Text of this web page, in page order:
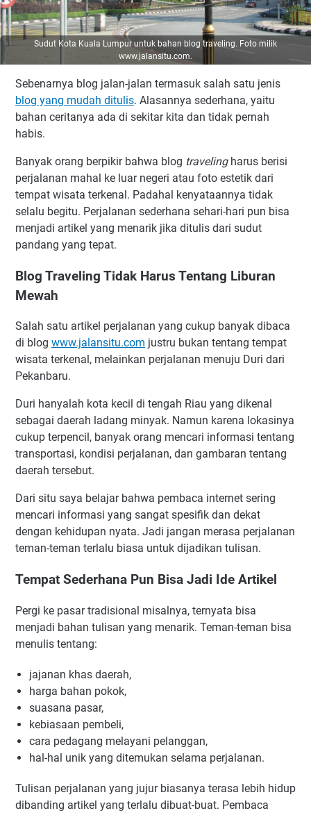
Sudut Kota Kuala Lumpur untuk bahan blog traveling. Foto milik
www.jalansitu.com.
Sebenarnya blog jalan-jalan termasuk salah satu jenis
blog yang mudah ditulis. Alasannya sederhana, yaitu
bahan ceritanya ada di sekitar kita dan tidak pernah
habis.
Banyak orang berpikir bahwa blog travelingharus berisi
perjalanan mahal ke luar negeri atau foto estetik dari
tempat wisata terkenal. Padahal kenyataannya tidak
selalu begitu. Perjalanan sederhana sehari-hari pun bisa
menjadi artikel yang menarik jika ditulis dari sudut
pandang yang tepat.
Blog Traveling Tidak Harus Tentang Liburan
Mewah
Salah satu artikel perjalanan yang cukup banyak dibaca
di blog www.jalansitu.com justru bukan tentang tempat
wisata terkenal, melainkan perjalanan menuju Duri dari
Pekanbaru.
Duri hanyalah kota kecil di tengah Riau yang dikenal
sebagai daerah ladang minyak. Namun karena lokasinya
cukup terpencil, banyak orang mencari informasi tentang
transportasi, kondisi perjalanan, dan gambaran tentang
daerah tersebut.
Dari situ saya belajar bahwa pembaca internet sering
mencari informasi yang sangat spesifik dan dekat
dengan kehidupan nyata. Jadi jangan merasa perjalanan
teman-teman terlalu biasa untuk dijadikan tulisan.
Tempat Sederhana Pun Bisa Jadi Ide Artikel
Pergi ke pasar tradisional misalnya, ternyata bisa
menjadi bahan tulisan yang menarik. Teman-teman bisa
menulis tentang:
jajanan khas daerah,
harga bahan pokok,
suasana pasar,
kebiasaan pembeli,
cara pedagang melayani pelanggan,
hal-hal unik yang ditemukan selama perjalanan.
Tulisan perjalanan yang jujur biasanya terasa lebih hidup
dibanding artikel yang terlalu dibuat-buat. Pembaca